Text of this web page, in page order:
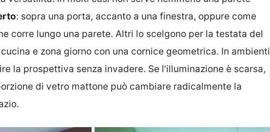
: sopra una porta, accanto a una finestra, oppure come
corre lungo una parete. Altri lo scelgono per la testata del
e zona giorno con una cornice geometrica. In ambienti
la prospettiva senza invadere. Se l’illuminazione è scarsa,
di vetro mattone può cambiare radicalmente la